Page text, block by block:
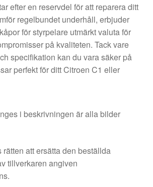
efter en reservdel för att reparera ditt
regelbundet underhåll, erbjuder
för styrpelare utmärkt valuta för
på kvaliteten. Tack vare
specifikation kan du vara säker på
perfekt för ditt Citroen C1 eller
i beskrivningen är alla bilder
att ersätta den beställda
tillverkaren angiven